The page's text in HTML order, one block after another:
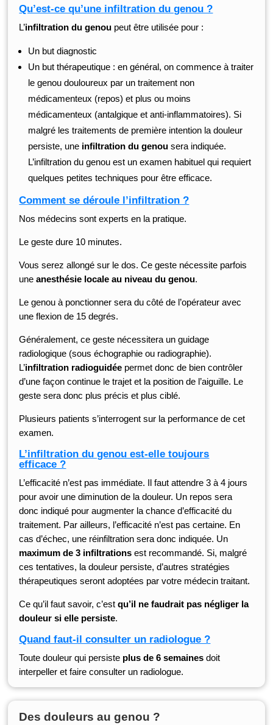
Qu’est-ce qu’une infiltration du genou ?
L’infiltration du genou peut être utilisée pour :
Un but diagnostic
Un but thérapeutique : en général, on commence à traiter
le genou douloureux par un traitement non
médicamenteux (repos) et plus ou moins
médicamenteux (antalgique et anti-inflammatoires). Si
malgré les traitements de première intention la douleur
persiste, une infiltration du genou sera indiquée.
L’infiltration du genou est un examen habituel qui requiert
quelques petites techniques pour être efficace.
Comment se déroule l’infiltration ?
Nos médecins sont experts en la pratique.
Le geste dure 10 minutes.
Vous serez allongé sur le dos. Ce geste nécessite parfois
uneanesthésie locale au niveau du genou.
Le genou à ponctionner sera du côté de l’opérateur avec
une flexion de 15 degrés.
Généralement, ce geste nécessitera un guidage
radiologique (sous échographie ou radiographie).
L’infiltration radioguidée permet donc de bien contrôler
d’une façon continue le trajet et la position de l’aiguille. Le
geste sera donc plus précis et plus ciblé.
Plusieurs patients s’interrogent sur la performance de cet
examen.
L’infiltration du genou est-elle toujours
efficace ?
L’efficacité n’est pas immédiate. Il faut attendre 3 à 4 jours
pour avoir une diminution de la douleur. Un repos sera
donc indiqué pour augmenter la chance d’efficacité du
traitement. Par ailleurs, l’efficacité n’est pas certaine. En
cas d’échec, une réinfiltration sera donc indiquée. Un
maximum de 3 infiltrations est recommandé. Si, malgré
ces tentatives, la douleur persiste, d’autres stratégies
thérapeutiques seront adoptées par votre médecin traitant.
Ce qu’il faut savoir, c’estqu’il ne faudrait pas négliger la
douleur si elle persiste.
Quand faut-il consulter un radiologue ?
Toute douleur qui persiste plus de 6 semaines doit
interpeller et faire consulter un radiologue.
Des douleurs au genou ?